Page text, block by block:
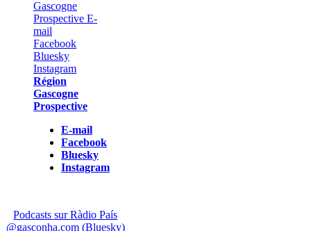
Région
Gascogne
Prospective
E-mail
Facebook
Bluesky
Instagram
Podcasts sur Ràdio País
@gasconha.com (Bluesky)